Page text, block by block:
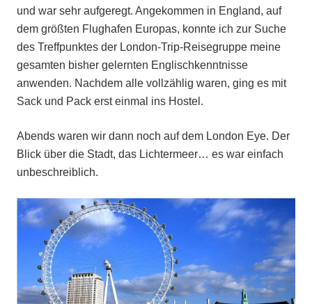
und war sehr aufgeregt. Angekommen in England, auf
dem größten Flughafen Europas, konnte ich zur Suche
des Treffpunktes der London-Trip-Reisegruppe meine
gesamten bisher gelernten Englischkenntnisse
anwenden. Nachdem alle vollzählig waren, ging es mit
Sack und Pack erst einmal ins Hostel.
Abends waren wir dann noch auf dem London Eye. Der
Blick über die Stadt, das Lichtermeer… es war einfach
unbeschreiblich.